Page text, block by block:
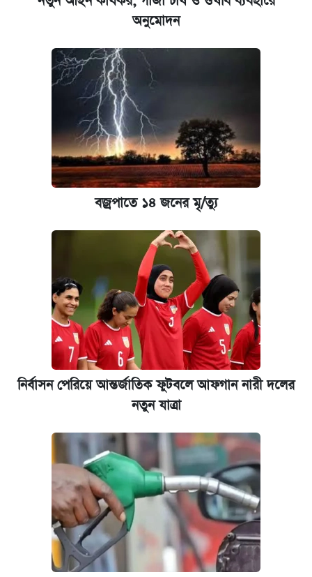
অনুমোদন
বজ্রপাতে ১৪ জনের মৃ/ত্যু
নির্বাসন পেরিয়ে আন্তর্জাতিক ফুটবলে আফগান নারী দলের
নতুন যাত্রা